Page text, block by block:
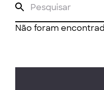
Não foram